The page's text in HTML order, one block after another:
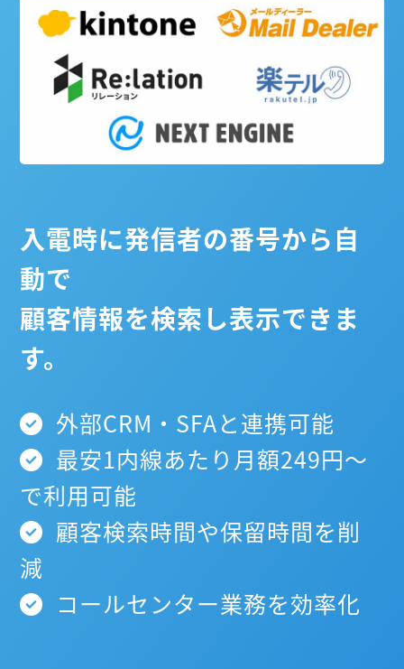
入電時に発信者の番号から自
動で
顧客情報を検索し表示できま
す。
外部CRM・SFAと連携可能
最安1内線あたり月額249円～
で利用可能
顧客検索時間や保留時間を削
減
コールセンター業務を効率化